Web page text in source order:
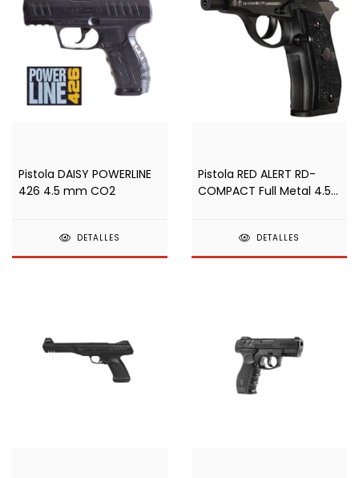
Pistola DAISY POWERLINE
426 4.5 mm CO2
DETALLES
Pistola RED ALERT RD-
COMPACT Full Metal 4.5
DETALLES